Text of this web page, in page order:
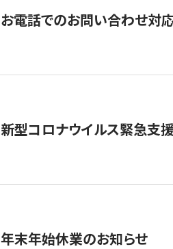
お電話でのお問い合わせ対
新型コロナウイルス緊急支
年末年始休業のお知らせ